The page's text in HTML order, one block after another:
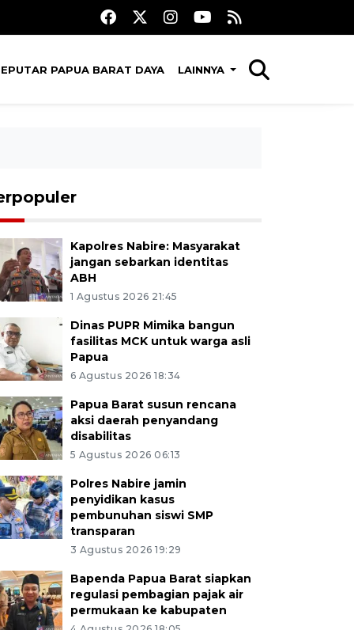
PAPUA BARAT DAYA LAINNYA
Kapolres Nabire: Masyarakat
jangan sebarkan identitas
ABH
1 Agustus 2026 21:45
Dinas PUPR Mimika bangun
fasilitas MCK untuk warga asli
Papua
6 Agustus 2026 18:34
Papua Barat susun rencana
aksi daerah penyandang
disabilitas
5 Agustus 2026 06:13
Polres Nabire jamin
penyidikan kasus
pembunuhan siswi SMP
transparan
3 Agustus 2026 19:29
Bapenda Papua Barat siapkan
regulasi pembagian pajak air
permukaan ke kabupaten